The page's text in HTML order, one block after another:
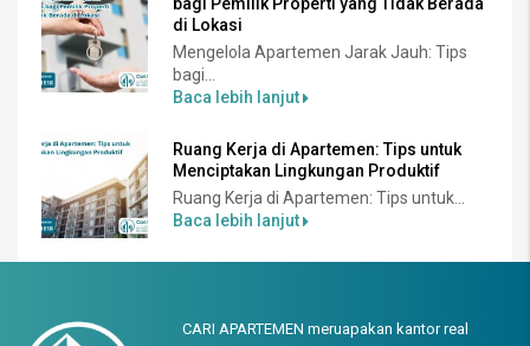
di Lokasi
Mengelola Apartemen Jarak Jauh: Tips
bagi...
Baca lebih lanjut
Ruang Kerja di Apartemen: Tips untuk
Menciptakan Lingkungan Produktif
Ruang Kerja di Apartemen: Tips untuk...
Baca lebih lanjut
CARI APARTEMEN meruapakan kantor real